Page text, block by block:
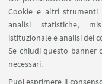
Cookie e altri
analisi statistiche,
istituzionale e analisi dei
Se chiudi questo banner
necessari.
Puoi esprimere il